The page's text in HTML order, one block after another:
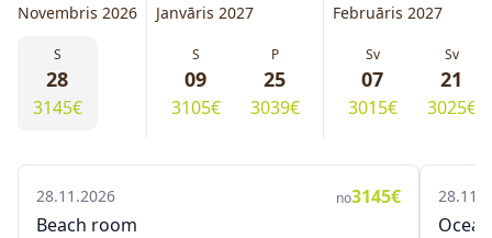
Novembris 2026
S
28
3145€
Janvāris 2027
S
09
3105€
P
25
3039€
Februāris 2027
Sv
07
3015€
Sv
21
3025€
28.11.2026 no3145€
Beach room